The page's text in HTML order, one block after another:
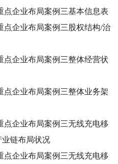
点企业布局案例三基本信息表
点企业布局案例三股权结构/治
点企业布局案例三整体经营状
点企业布局案例三整体业务架
点企业布局案例三无线充电移
链布局状况
点企业布局案例三无线充电移